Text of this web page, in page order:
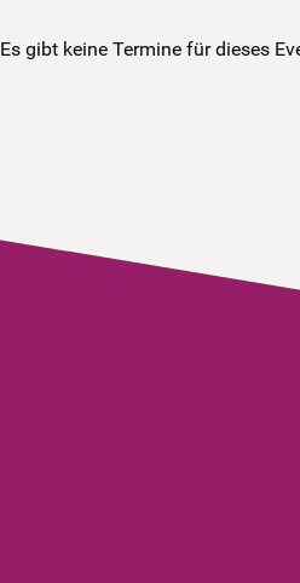
Es gibt keine Termine für dieses